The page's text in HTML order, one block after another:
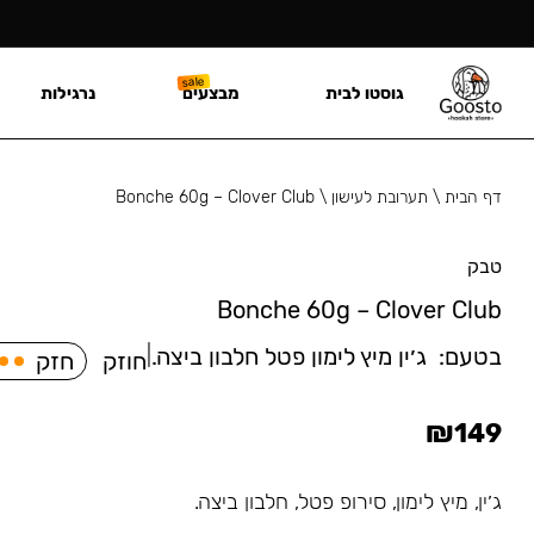
דף הבית\ תערובת לעישון \
Bonche 60g – Clover Club
טבק
Bonche 60g – Clover Club
בטעם: ⁠ג׳ין מיץ לימון פטל חלבון ביצה. חוזק חזק
₪149
⁠ג׳ין, מיץ לימון, סירופ פטל, חלבון ביצה.
גוסטו לבית מבצעים נרגילות